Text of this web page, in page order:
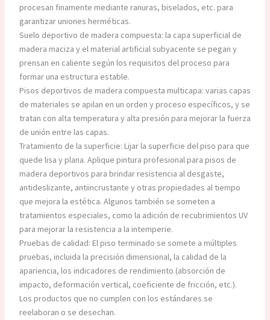
procesan finamente mediante ranuras, biselados, etc. para
garantizar uniones herméticas.
Suelo deportivo de madera compuesta: la capa superficial de
madera maciza y el material artificial subyacente se pegan y
prensan en caliente según los requisitos del proceso para
formar una estructura estable.
Pisos deportivos de madera compuesta multicapa: varias capas
de materiales se apilan en un orden y proceso específicos, y se
tratan con alta temperatura y alta presión para mejorar la fuerza
de unión entre las capas.
Tratamiento de la superficie: Lijar la superficie del piso para que
quede lisa y plana. Aplique pintura profesional para pisos de
madera deportivos para brindar resistencia al desgaste,
antideslizante, antiincrustante y otras propiedades al tiempo
que mejora la estética. Algunos también se someten a
tratamientos especiales, como la adición de recubrimientos UV
para mejorar la resistencia a la intemperie.
Pruebas de calidad: El piso terminado se somete a múltiples
pruebas, incluida la precisión dimensional, la calidad de la
apariencia, los indicadores de rendimiento (absorción de
impacto, deformación vertical, coeficiente de fricción, etc.).
Los productos que no cumplen con los estándares se
reelaboran o se desechan.